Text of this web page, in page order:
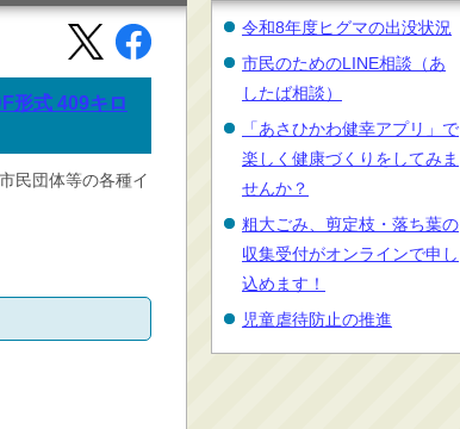
形式 409キロ
民団体等の各種イ
令和8年度ヒグマの出没状況
市民のためのLINE相談（あ
したば相談）
「あさひかわ健幸アプリ」で
楽しく健康づくりをしてみま
せんか？
粗大ごみ、剪定枝・落ち葉の
収集受付がオンラインで申し
込めます！
児童虐待防止の推進